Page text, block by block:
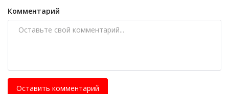
Комментарий
Оставить комментарий